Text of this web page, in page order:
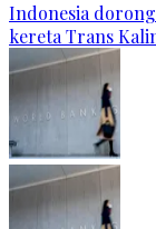
Indonesia
kereta Trans